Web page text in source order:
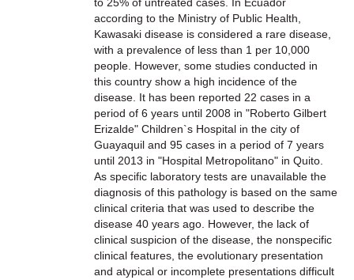
according to the Ministry of Public Health,
Kawasaki disease is considered a rare disease,
with a prevalence of less than 1 per 10,000
people. However, some studies conducted in
this country show a high incidence of the
disease. It has been reported 22 cases in a
period of 6 years until 2008 in "Roberto Gilbert
Erizalde" Children`s Hospital in the city of
Guayaquil and 95 cases in a period of 7 years
until 2013 in "Hospital Metropolitano" in Quito.
As specific laboratory tests are unavailable the
diagnosis of this pathology is based on the same
clinical criteria that was used to describe the
disease 40 years ago. However, the lack of
clinical suspicion of the disease, the nonspecific
clinical features, the evolutionary presentation
and atypical or incomplete presentations difficult